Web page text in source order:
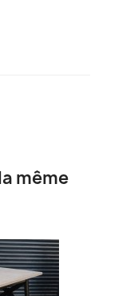
même